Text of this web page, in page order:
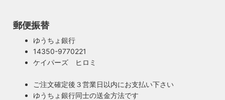
郵便振替
ゆうちょ銀行
14350-9770221
ケイパーズ ヒロミ
ご注文確定後３営業日以内にお支払い下さい
ゆうちょ銀行同士の送金方法です